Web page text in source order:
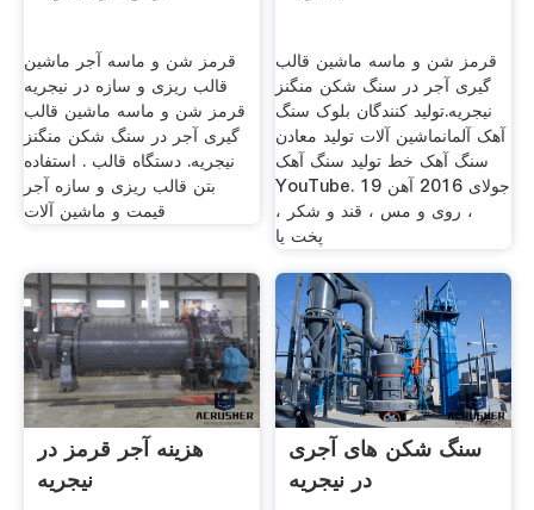
قرمز شن و ماسه آجر ماشین
قالب ریزی و سازه در نیجریه
قرمز شن و ماسه ماشین قالب
گیری آجر در سنگ شکن منگنز
نیجریه. دستگاه قالب . استفاده
بتن قالب ریزی و سازه آجر
قیمت و ماشین آلات
قرمز شن و ماسه ماشین قالب
گیری آجر در سنگ شکن منگنز
نیجریه.تولید کنندگان بلوک سنگ
آهک آلمانماشین آلات تولید معادن
سنگ آهک خط تولید سنگ آهک
YouTube. 19 جولای 2016 آهن
، روی و مس ، قند و شکر ،
پخت یا
هزینه آجر قرمز در
نیجریه
سنگ شکن های آجری
در نیجریه